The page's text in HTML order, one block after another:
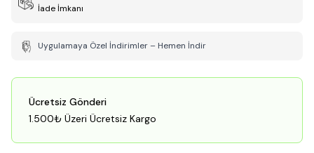
İade İmkanı
Uygulamaya Özel İndirimler – Hemen İndir
Ücretsiz Gönderi
1.500₺ Üzeri Ücretsiz Kargo